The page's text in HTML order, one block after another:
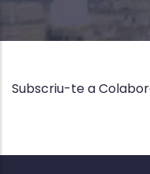
Subscriu-te a